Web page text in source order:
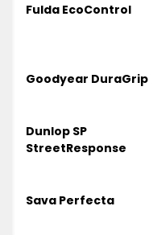
Fulda EcoControl
Goodyear DuraGrip
Dunlop SP
StreetResponse
Sava Perfecta